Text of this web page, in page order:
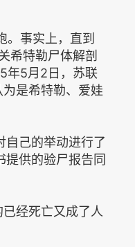
事实上，直到
希特勒尸体解剖
年5月2日，苏联
是希特勒、爱娃
己的举动进行了
供的验尸报告同
经死亡又成了人